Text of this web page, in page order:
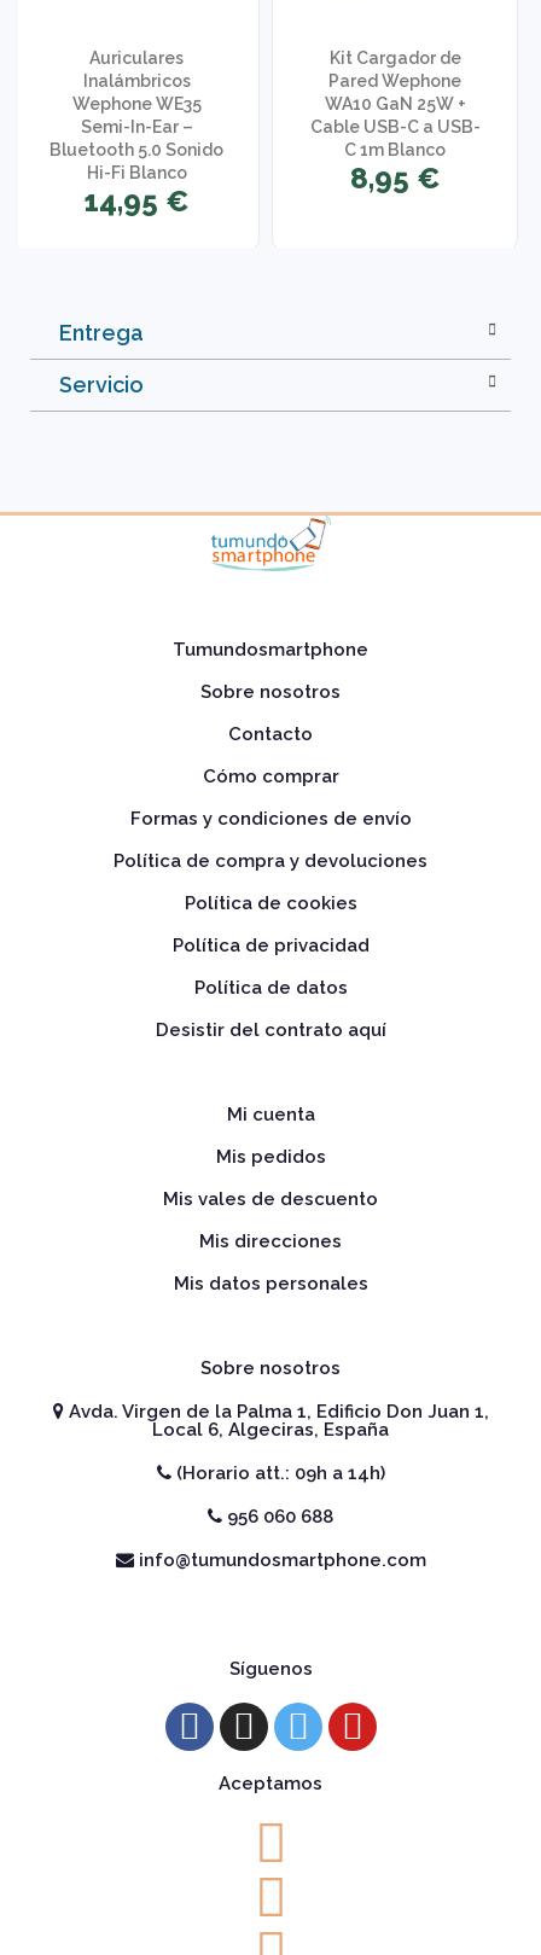
Auriculares
Inalámbricos
Wephone WE35
Semi-In-Ear –
Bluetooth 5.0 Sonido
Hi-Fi Blanco
14,95 €
Kit Cargador de
Pared Wephone
WA10 GaN 25W +
Cable USB-C a USB-
C 1m Blanco
8,95 €
Entrega
Servicio
Tumundosmartphone
Sobre nosotros
Contacto
Cómo comprar
Formas y condiciones de envío
Política de compra y devoluciones
Política de cookies
Política de privacidad
Política de datos
Desistir del contrato aquí
Mi cuenta
Mis pedidos
Mis vales de descuento
Mis direcciones
Mis datos personales
Sobre nosotros
Avda. Virgen de la Palma 1, Edificio Don Juan 1,
Local 6, Algeciras, España
(Horario att.: 09h a 14h)
956 060 688
info@tumundosmartphone.com
Síguenos
Aceptamos